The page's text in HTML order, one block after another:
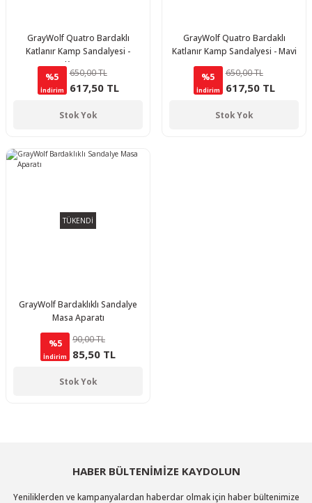
GrayWolf Quatro Bardaklı
Katlanır Kamp Sandalyesi -
Kırmızı
%5
İndirim
650,00 TL
617,50 TL
Stok Yok
GrayWolf Quatro Bardaklı
Katlanır Kamp Sandalyesi - Mavi
%5
İndirim
650,00 TL
617,50 TL
Stok Yok
TÜKENDİ
GrayWolf Bardaklıklı Sandalye
Masa Aparatı
%5
İndirim
90,00 TL
85,50 TL
Stok Yok
HABER BÜLTENİMİZE KAYDOLUN
Yeniliklerden ve kampanyalardan haberdar olmak için haber bültenimize